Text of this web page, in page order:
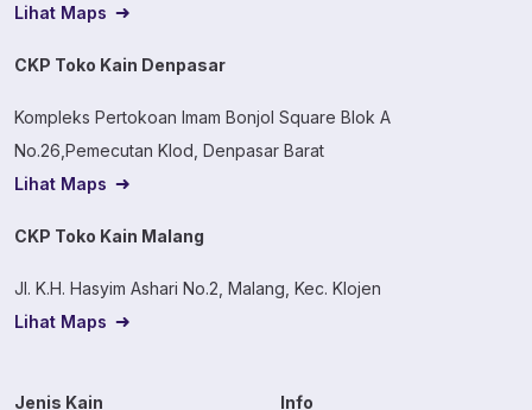
Lihat Maps
CKP Toko Kain Denpasar
Kompleks Pertokoan Imam Bonjol Square Blok A
No.26,Pemecutan Klod, Denpasar Barat
Lihat Maps
CKP Toko Kain Malang
Jl. K.H. Hasyim Ashari No.2, Malang, Kec. Klojen
Lihat Maps
Jenis Kain Info